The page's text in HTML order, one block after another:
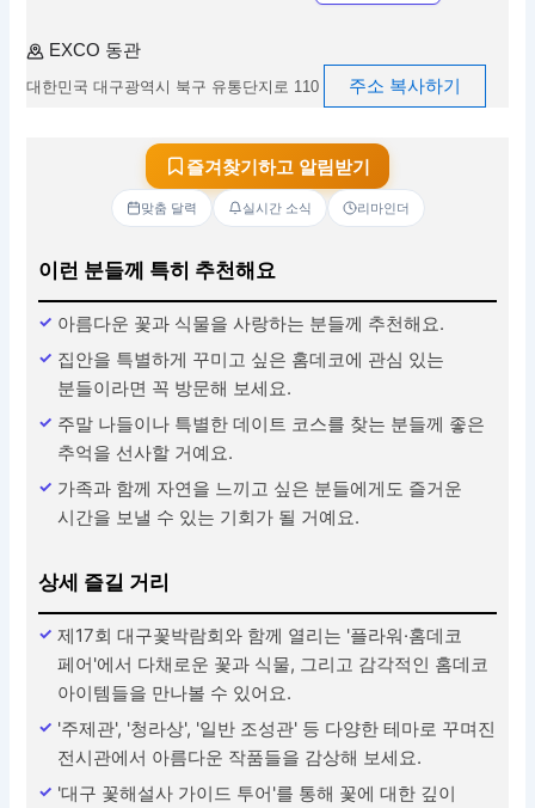
EXCO 동관
대한민국 대구광역시 북구 유통단지로 110 주소 복사하기
즐겨찾기하고 알림받기
맞춤 달력 실시간 소식 리마인더
이런 분들께 특히 추천해요
아름다운 꽃과 식물을 사랑하는 분들께 추천해요.
집안을 특별하게 꾸미고 싶은 홈데코에 관심 있는
분들이라면 꼭 방문해 보세요.
주말 나들이나 특별한 데이트 코스를 찾는 분들께 좋은
추억을 선사할 거예요.
가족과 함께 자연을 느끼고 싶은 분들에게도 즐거운
시간을 보낼 수 있는 기회가 될 거예요.
상세 즐길 거리
제17회 대구꽃박람회와 함께 열리는 '플라워·홈데코
페어'에서 다채로운 꽃과 식물, 그리고 감각적인 홈데코
아이템들을 만나볼 수 있어요.
'주제관', '청라상', '일반 조성관' 등 다양한 테마로 꾸며진
전시관에서 아름다운 작품들을 감상해 보세요.
'대구 꽃해설사 가이드 투어'를 통해 꽃에 대한 깊이